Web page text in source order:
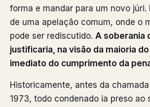
forma e mandar para um novo júri.
de uma apelação comum, onde o
pode ser rediscutido. A soberania
justificaria, na visão da maioria do
imediato do cumprimento da
Historicamente, antes da
1973, todo condenado ia preso ao